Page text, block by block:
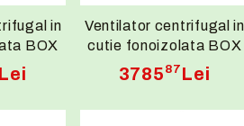
in
BOX
Lei
Ventilator centrifugal in
cutie fonoizolata BOX
BD 9/9 M4 0,35kW
3785 87 Lei